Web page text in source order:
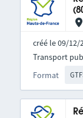
créé le 09/12/
Format
Transport